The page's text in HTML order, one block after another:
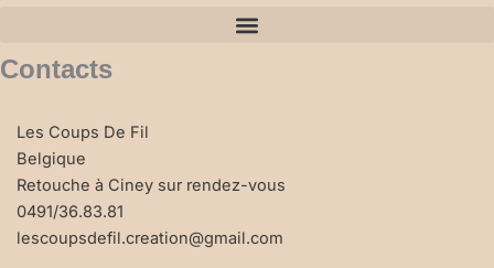
Contacts
Les Coups De Fil
Belgique
Retouche à Ciney sur rendez-vous
0491/36.83.81
lescoupsdefil.creation@gmail.com